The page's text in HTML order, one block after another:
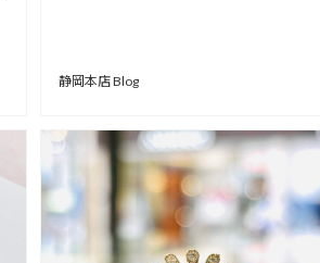
静岡本店 Blog